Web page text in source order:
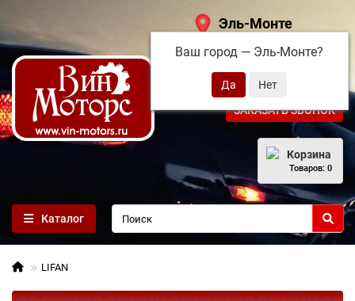
Эль-Монте
Ваш город — Эль-Монте?
+7 (495) 108-68-71
ЗАКАЗАТЬ ЗВОНОК
Корзина
Товаров: 0
Каталог
LIFAN